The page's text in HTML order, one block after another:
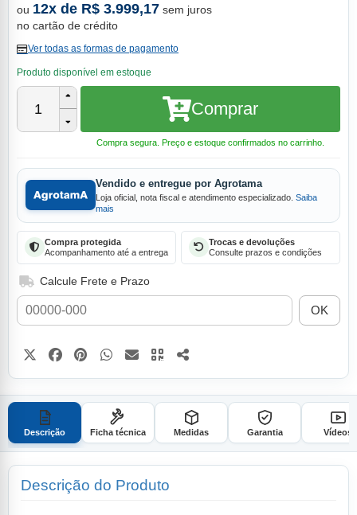
ou 12x de R$ 3.999,17 sem juros
no cartão de crédito
Ver todas as formas de pagamento
Produto disponível em estoque
1 Comprar
Compra segura. Preço e estoque confirmados no carrinho.
Vendido e entregue por Agrotama
Loja oficial, nota fiscal e atendimento especializado. Saiba
mais
Compra protegida
Acompanhamento até a entrega
Trocas e devoluções
Consulte prazos e condições
Calcule Frete e Prazo
OK
Descrição Ficha técnica Medidas Garantia Vídeos
Descrição do Produto